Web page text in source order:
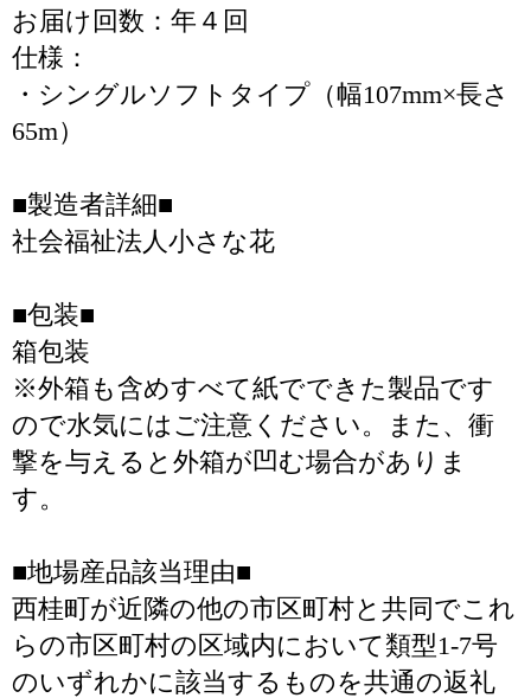
お届け回数：年４回
仕様：
・シングルソフトタイプ（幅107mm×長さ
65m）
■製造者詳細■
社会福祉法人小さな花
■包装■
箱包装
※外箱も含めすべて紙でできた製品です
ので水気にはご注意ください。また、衝
撃を与えると外箱が凹む場合がありま
す。
■地場産品該当理由■
西桂町が近隣の他の市区町村と共同でこれ
らの市区町村の区域内において類型1-7号
のいずれかに該当するものを共通の返礼